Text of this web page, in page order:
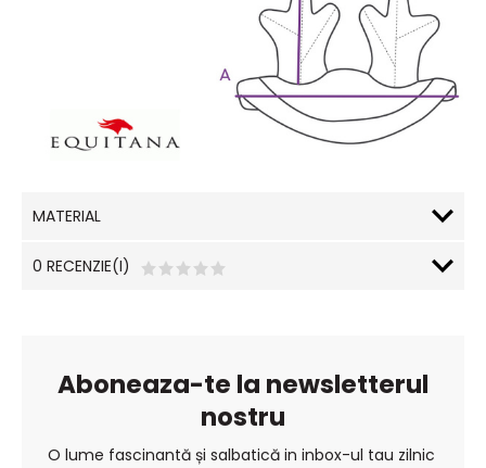
MATERIAL
0 RECENZIE(I)
Aboneaza-te la newsletterul
nostru
O lume fascinantă și salbatică in inbox-ul tau zilnic